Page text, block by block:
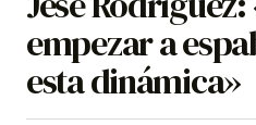
empezar a
esta dinámica»